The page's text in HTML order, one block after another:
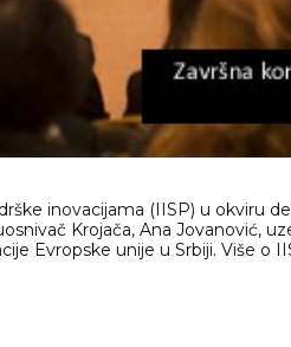
inovacijama (IISP) u okviru
Krojača, Ana Jovanović,
Evropske unije u Srbiji. Više o